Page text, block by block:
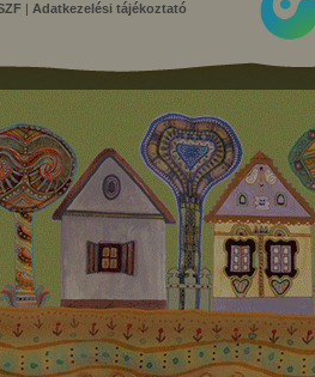
Adatkezelési tájékoztató